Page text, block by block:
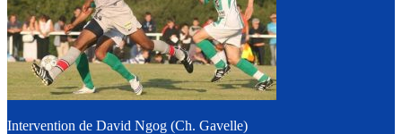
Intervention de David Ngog (Ch. Gavelle)